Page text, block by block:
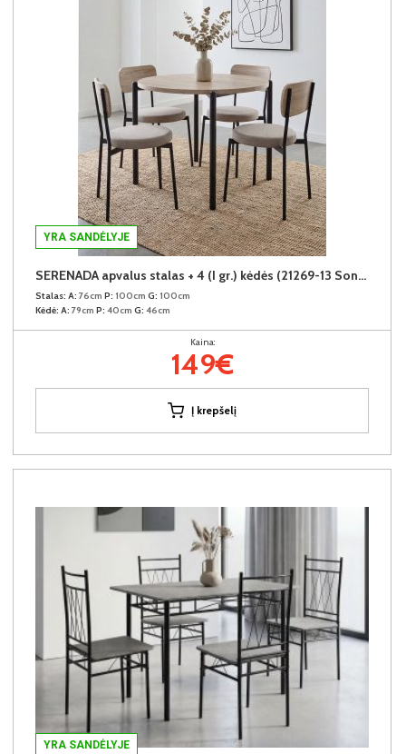
YRA SANDĖLYJE
SERENADA apvalus stalas + 4 (I gr.) kėdės (21269-13 Sonoma/378-08 Rusvas)
Stalas: A: 76cm P: 100cm G: 100cm
Kėdė: A: 79cm P: 40cm G: 46cm
Kaina:
149€
Į krepšelį
YRA SANDĖLYJE